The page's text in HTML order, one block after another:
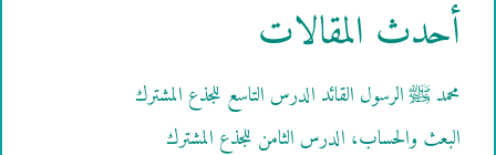
أحدث المقالات
محمد ﷺ الرسول القائد الدرس التاسع للجذع المشترك
البعث والحساب، الدرس الثامن للجذع المشترك